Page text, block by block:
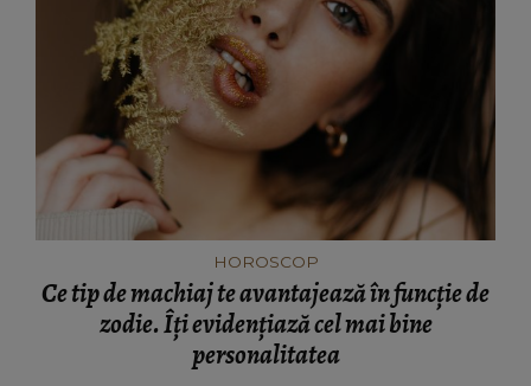
HOROSCOP
Ce tip de machiaj te avantajează în funcție de
zodie. Îți evidențiază cel mai bine
personalitatea